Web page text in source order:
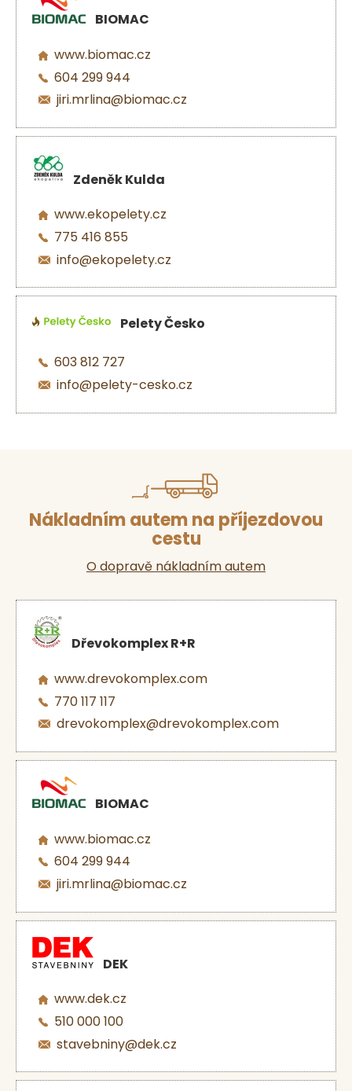
BIOMAC
www.biomac.cz
604 299 944
jiri.mrlina@biomac.cz
Zdeněk Kulda
www.ekopelety.cz
775 416 855
info@ekopelety.cz
Pelety Česko
603 812 727
info@pelety-cesko.cz
Nákladním autem na příjezdovou
cestu
O dopravě nákladním autem
Dřevokomplex R+R
www.drevokomplex.com
770 117 117
drevokomplex@drevokomplex.com
BIOMAC
www.biomac.cz
604 299 944
jiri.mrlina@biomac.cz
DEK
www.dek.cz
510 000 100
stavebniny@dek.cz